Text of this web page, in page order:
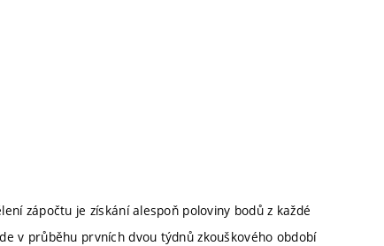
zápočtu je získání alespoň poloviny bodů z každé
v průběhu prvních dvou týdnů zkouškového období